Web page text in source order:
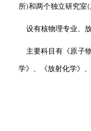
所)和两个独立研究室
设有核物理专业、
主要科目有《原子
学》、《放射化学》